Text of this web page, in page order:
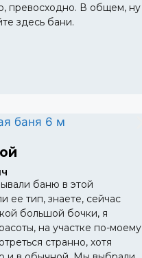
превосходно. В общем, ну
здесь бани.
баню в этой
ее тип, знаете, сейчас
большой бочки, я
на участке по-моему
странно, хотя